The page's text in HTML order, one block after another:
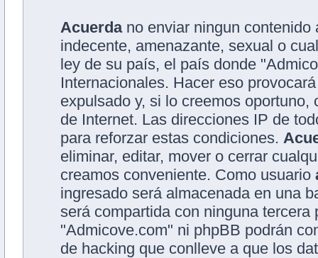
Acuerdano enviar ningun contenido
indecente, amenazante, sexual o
ley de su país, el país donde
Internacionales. Hacer eso
expulsado y, si lo creemos
de Internet. Las direcciones IP de
para reforzar estas condiciones.
eliminar, editar, mover o cerrar
creamos conveniente. Como usuario
ingresado será almacenada en una
será compartida con ninguna
"Admicove.com" ni phpBB podrán
de hacking que conlleve a que los